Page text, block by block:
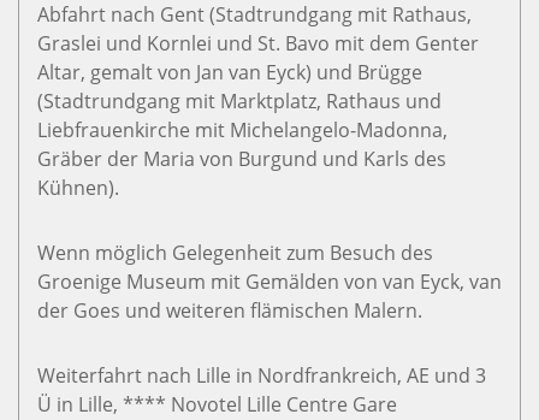
Abfahrt nach Gent (Stadtrundgang mit Rathaus,
Graslei und Kornlei und St. Bavo mit dem Genter
Altar, gemalt von Jan van Eyck) und Brügge
(Stadtrundgang mit Marktplatz, Rathaus und
Liebfrauenkirche mit Michelangelo-Madonna,
Gräber der Maria von Burgund und Karls des
Kühnen).
Wenn möglich Gelegenheit zum Besuch des
Groenige Museum mit Gemälden von van Eyck, van
der Goes und weiteren flämischen Malern.
Weiterfahrt nach Lille in Nordfrankreich, AE und 3
Ü in Lille, **** Novotel Lille Centre Gare